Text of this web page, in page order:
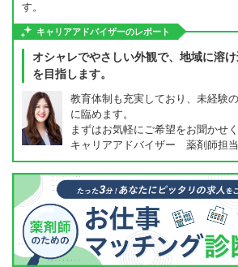
す。
キャリアアドバイザーのレポート
オシャレでやさしい外観で、地域に溶
を目指します。
教育体制も充実しており、未経験
に臨めます。
まずはお気軽にご希望をお聞かせ
キャリアアドバイザー 薬剤師担当